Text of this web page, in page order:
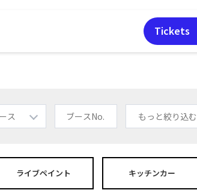
Tickets
もっと絞り込む
ライブペイント キッチンカー